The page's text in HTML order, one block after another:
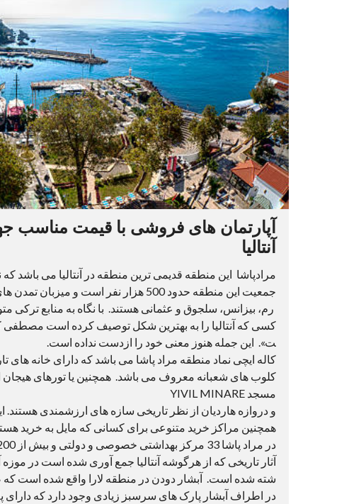
آپارتمان های فروشی با قیمت مناسب
آنتالیا
مرادپاشا این منطقه قدیمی ترین منطقه در آنتالیا می
جمعیت این منطقه حدود 500 هزار نفر است و
رم، بیزانس، سلجوق و عثمانی هستند. با نگاه به منابع ترکی
کسی که آنتالیا را به بهترین شکل توصیف کرده است مصطفی
ت». این جمله هنوز معنی خود را ازدست نداده است.
کاله ایچی نماد منطقه مراد پاشا می باشد که دارای خانه
کلوب های شعبانه معروف می باشد. همچنین یا تورهای هیجان
مسجد YIVIL MINARE
و دروازه هاردیان از نظر تاریخی سازه های ارزشمندی هستند.
همچنین مراکز خرید متنوعی برای کسانی که مایل به خرید
آثار تاریخی که از هرگوشه آنتالیا جمع آوری شده است در موزه
در اطراف آبشار پارک های سرسبز زیادی وجود دارد که دارای